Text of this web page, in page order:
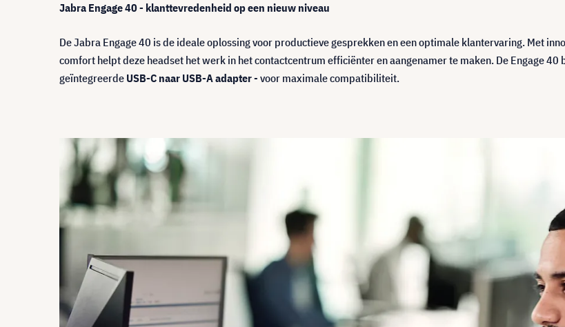
Jabra Engage 40 - klanttevredenheid op een nieuw niveau
De Jabra Engage 40 is de ideale oplossing voor productieve gesprekken en een optimale klantervaring. Met
comfort helpt deze headset het werk in het contactcentrum efficiënter en aangenamer te maken. De Engage
geïntegreerde USB-C naar USB-A adapter- voor maximale compatibiliteit.